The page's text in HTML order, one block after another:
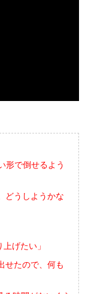
形で倒せるよう
どうしようかな
げたい」
せたので、何も